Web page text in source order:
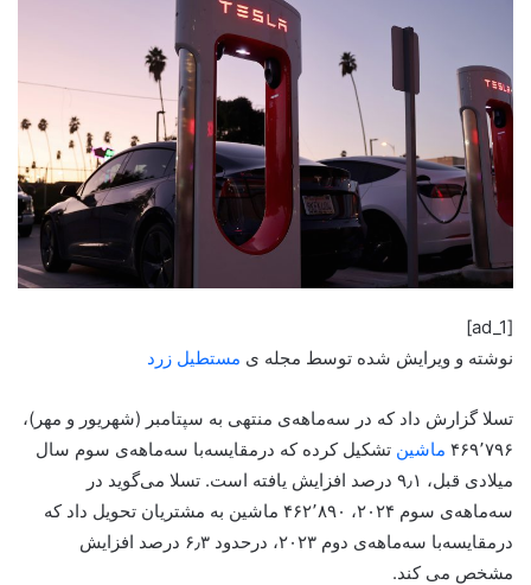
[ad_1]
نوشته و ویرایش شده توسط مجله ی مستطیل زرد
تسلا گزارش داد که در سه‌ماهه‌ی منتهی به سپتامبر (شهریور و مهر)،
۴۶۹٬۷۹۶ ماشین تشکیل کرده که درمقایسه‌با سه‌ماهه‌ی سوم سال
میلادی قبل، ۹٫۱ درصد افزایش یافته است. تسلا می‌گوید در
سه‌ماهه‌ی سوم ۲۰۲۴، ۴۶۲٬۸۹۰ ماشین به مشتریان تحویل داد که
درمقایسه‌با سه‌ماهه‌ی دوم ۲۰۲۳، درحدود ۶٫۳ درصد افزایش
مشخص می کند.